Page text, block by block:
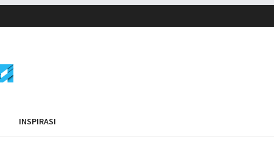
INSPIRASI